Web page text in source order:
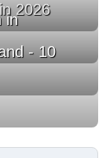
2026
in
- 10